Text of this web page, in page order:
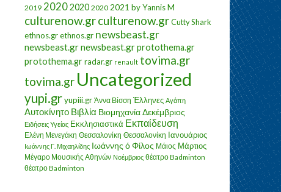
2019 20202020 2020 2021 by Yannis M
culturenow.grculturenow.grCutty Shark
ethnos.grethnos.gr newsbeast.gr
newsbeast.grnewsbeast.grprotothema.gr
protothema.grradar.gr renault tovima.gr
tovima.gr Uncategorized
yupi.gryupiii.gr Άννα Βίσση Έλληνες Αγάπη
Αυτοκίνητο Βιβλία ΒιομηχανίαΔεκέμβριος
Ειδήσεις Υγείας Εκκλησιαστικά Εκπαίδευση
Ελένη Μενεγάκη Θεσσαλονίκη Θεσσαλονίκη Ιανουάριος
Ιωάννης Γ. Μιχαηλίδης Ιωάννης ό Φίλος Μάιος Μάρτιος
Μέγαρο Μουσικής Αθηνών Νοέμβριος θέατρο Badminton
θέατρο Badminton